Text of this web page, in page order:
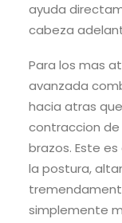
ayuda
cabeza
Para los mas
avanzada
hacia atras
contraccion
brazos. Este
la postura,
simplemente